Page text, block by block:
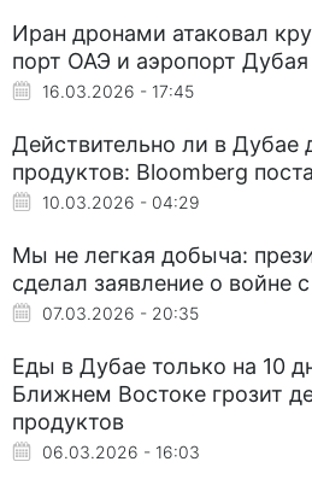
Иран дронами атаковал
порт ОАЭ и аэропорт Дубая
16.03.2026 - 17:45
Действительно ли в Дубае
продуктов: Bloomberg
10.03.2026 - 04:29
Мы не легкая добыча:
сделал заявление о войне
07.03.2026 - 20:35
Еды в Дубае только на 10
Ближнем Востоке грозит
продуктов
06.03.2026 - 16:03